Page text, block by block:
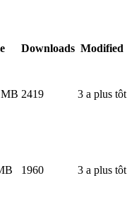
Downloads Modified
2419 3 a plus tôt
1960 3 a plus tôt